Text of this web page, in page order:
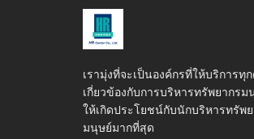
เรามุ่งที่จะเป็นองค์กรที่ให้บริการทุ
เกี่ยวข้องกับการบริหารทรัพยากรม
ให้เกิดประโยชน์กับนักบริหารทรัพ
มนุษย์มากที่สุด